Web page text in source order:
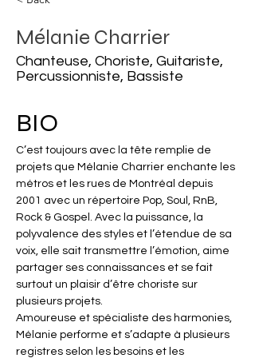
Mélanie Charrier
Chanteuse, Choriste, Guitariste,
Percussionniste, Bassiste
BIO
C’est toujours avec la tête remplie de
projets que Mélanie Charrier enchante les
métros et les rues de Montréal depuis
2001 avec un répertoire Pop, Soul, RnB,
Rock & Gospel. Avec la puissance, la
polyvalence des styles et l’étendue de sa
voix, elle sait transmettre l’émotion, aime
partager ses connaissances et se fait
surtout un plaisir d’être choriste sur
plusieurs projets.
Amoureuse et spécialiste des harmonies,
Mélanie performe et s’adapte à plusieurs
registres selon les besoins et les